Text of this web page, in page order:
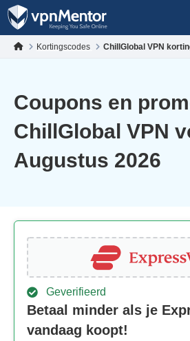
Kortingscodes ChillGlobal VPN
Coupons en
ChillGlobal VPN
Augustus 2026
Geverifieerd
Betaal minder als je
vandaag koopt!